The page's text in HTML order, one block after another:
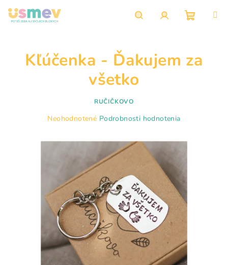
obsah
košík
Kľúčenka - Ďakujem za
všetko
RUČIČKOVO
Priemerné
hviezdičiek.
Neohodnotené Podrobnosti hodnotenia